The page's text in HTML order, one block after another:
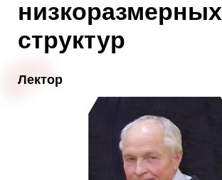
низкоразмерных
структур
Лектор